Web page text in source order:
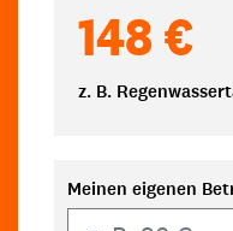
148 €
z. B.
Meinen eigenen